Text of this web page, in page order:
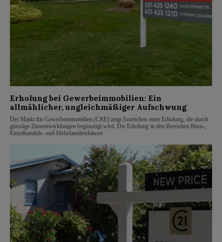
Erholung bei Gewerbeimmobilien: Ein
allmählicher, ungleichmäßiger Aufschwung
Der Markt für Gewerbeimmobilien (CRE) zeigt Anzeichen einer Erholung, die durch
günstige Zinsentwicklungen begünstigt wird. Die Erholung in den Bereichen Büro-,
Einzelhandels- und Mehrfamilienhäuser